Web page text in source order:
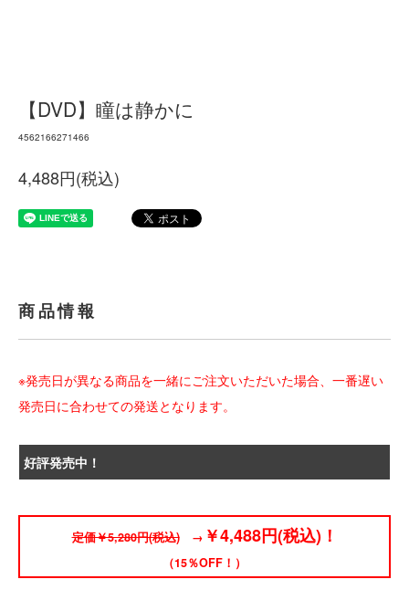
【DVD】瞳は静かに
4562166271466
4,488円(税込)
商品情報
※発売日が異なる商品を一緒にご注文いただいた場合、一番遅い
発売日に合わせての発送となります。
好評発売中！
定価￥5,280円(税込)→ ￥4,488円(税込)！
（15％OFF！）